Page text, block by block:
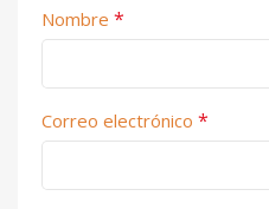
Nombre *
Correo electrónico *